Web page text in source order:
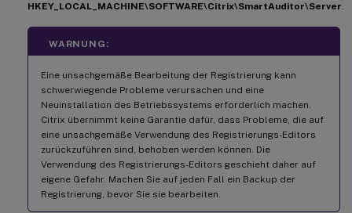
HKEY_LOCAL_MACHINE\SOFTWARE\Citrix\SmartAuditor\Server.
WARNUNG:
Eine unsachgemäße Bearbeitung der Registrierung kann
schwerwiegende Probleme verursachen und eine
Neuinstallation des Betriebssystems erforderlich machen.
Citrix übernimmt keine Garantie dafür, dass Probleme, die auf
eine unsachgemäße Verwendung des Registrierungs-Editors
zurückzuführen sind, behoben werden können. Die
Verwendung des Registrierungs-Editors geschieht daher auf
eigene Gefahr. Machen Sie auf jeden Fall ein Backup der
Registrierung, bevor Sie sie bearbeiten.